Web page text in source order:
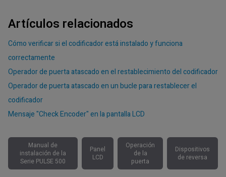
Artículos relacionados
Cómo verificar si el codificador está instalado y funciona
correctamente
Operador de puerta atascado en el restablecimiento del codificador
Operador de puerta atascado en un bucle para restablecer el
codificador
Mensaje "Check Encoder" en la pantalla LCD
Manual de
instalación de la
Serie PULSE 500
Panel
LCD
Operación
de la
puerta
Dispositivos
de reversa